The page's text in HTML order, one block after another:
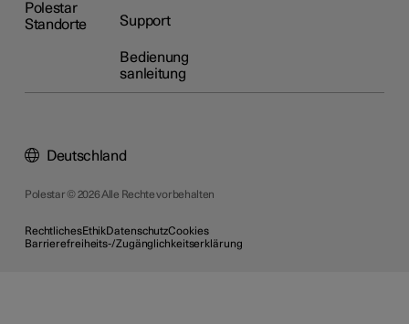
Polestar
Standorte
Support
Bedienung
sanleitung
Polestar © 2026 Alle Rechte vorbehalten
RechtlichesEthikDatenschutzCookies
Barrierefreiheits-/Zugänglichkeitserklärung
Deutschland